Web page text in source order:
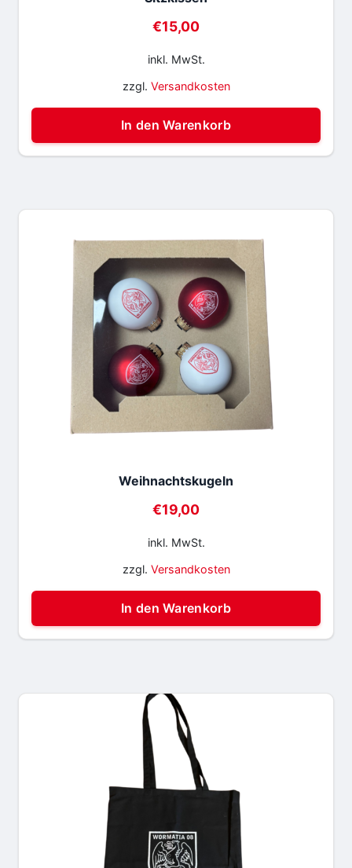
€15,00
inkl. MwSt.
zzgl. Versandkosten
In den Warenkorb
Weihnachtskugeln
€19,00
inkl. MwSt.
zzgl. Versandkosten
In den Warenkorb